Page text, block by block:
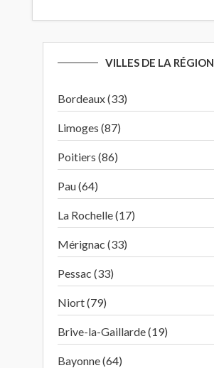
VILLES DE LA RÉGION
Bordeaux (33)
Limoges (87)
Poitiers (86)
Pau (64)
La Rochelle (17)
Mérignac (33)
Pessac (33)
Niort (79)
Brive-la-Gaillarde (19)
Bayonne (64)